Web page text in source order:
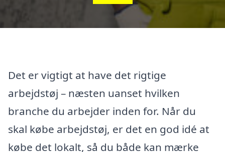
Det er vigtigt at have det rigtige
arbejdstøj – næsten uanset hvilken
branche du arbejder inden for. Når du
skal købe arbejdstøj, er det en god idé at
købe det lokalt, så du både kan mærke